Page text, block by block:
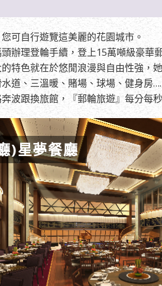
可自行遊覽這美麗的花園城市。
辦理登輪手續，登上15萬噸級豪華
特色就在於悠閒浪漫與自由性強，
道、三溫暖、賭場、球場、健身房
波跟換旅館，『郵輪旅遊』每分每
)星夢餐廳